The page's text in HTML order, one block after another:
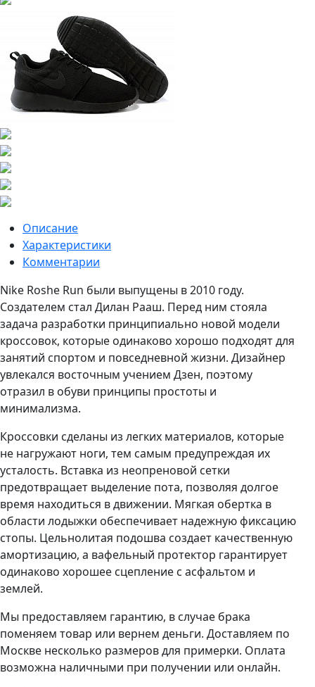
Описание
Характеристики
Комментарии
Nike Roshe Run были выпущены в 2010 году.
Создателем стал Дилан Рааш. Перед ним стояла
задача разработки принципиально новой модели
кроссовок, которые одинаково хорошо подходят для
занятий спортом и повседневной жизни. Дизайнер
увлекался восточным учением Дзен, поэтому
отразил в обуви принципы простоты и
минимализма.
Кроссовки сделаны из легких материалов, которые
не нагружают ноги, тем самым предупреждая их
усталость. Вставка из неопреновой сетки
предотвращает выделение пота, позволяя долгое
время находиться в движении. Мягкая обертка в
области лодыжки обеспечивает надежную фиксацию
стопы. Цельнолитая подошва создает качественную
амортизацию, а вафельный протектор гарантирует
одинаково хорошее сцепление с асфальтом и
землей.
Мы предоставляем гарантию, в случае брака
поменяем товар или вернем деньги. Доставляем по
Москве несколько размеров для примерки. Оплата
возможна наличными при получении или онлайн.